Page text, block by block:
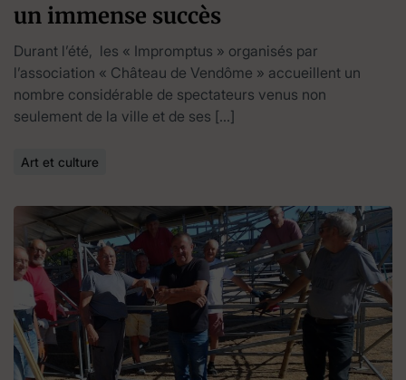
un immense succès
Durant l’été, les « Impromptus » organisés par
l’association « Château de Vendôme » accueillent un
nombre considérable de spectateurs venus non
seulement de la ville et de ses […]
Art et culture